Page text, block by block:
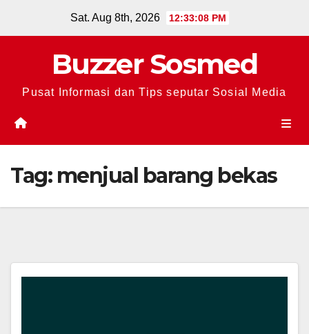
Sat. Aug 8th, 2026 12:33:08 PM
Buzzer Sosmed
Pusat Informasi dan Tips seputar Sosial Media
Tag: menjual barang bekas